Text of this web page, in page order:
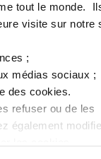
tout le monde.
visite sur notre
;​
médias sociaux ;
des cookies.​
refuser ou de les
également
ANSI/J-STD-
005
ANSI/J-STD-
004B